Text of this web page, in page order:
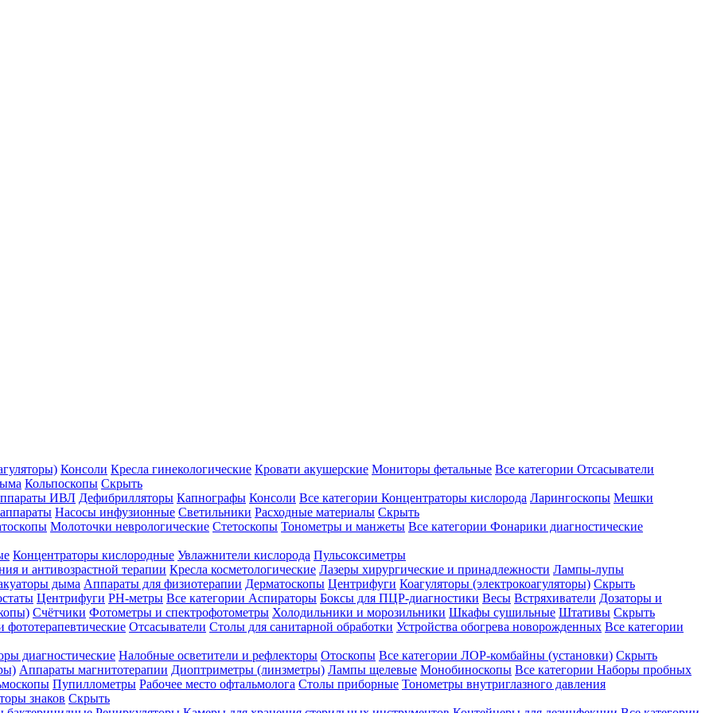
Консоли Кресла гинекологические Кровати акушерские Мониторы фетальные Все категории Отсасыватели
Кольпоскопы Скрыть
ИВЛ Дефибрилляторы Капнографы Консоли Все категории Концентраторы кислорода Ларингоскопы Мешки
Насосы инфузионные Светильники Расходные материалы Скрыть
Молоточки неврологические Стетоскопы Тонометры и манжеты Все категории Фонарики диагностические
Концентраторы кислородные Увлажнители кислорода Пульсоксиметры
и антивозрастной терапии Кресла косметологические Лазеры хирургические и принадлежности Лампы-лупы
дыма Аппараты для физиотерапии Дерматоскопы Центрифуги Коагуляторы (электрокоагуляторы) Скрыть
Центрифуги PH-метры Все категории Аспираторы Боксы для ПЦР-диагностики Весы Встряхиватели Дозаторы и
Счётчики Фотометры и спектрофотометры Холодильники и морозильники Шкафы сушильные Штативы Скрыть
фототерапевтические Отсасыватели Столы для санитарной обработки Устройства обогрева новорожденных Все категории
диагностические Налобные осветители и рефлекторы Отоскопы Все категории ЛОР-комбайны (установки) Скрыть
Аппараты магнитотерапии Диоптриметры (линзметры) Лампы щелевые Монобиноскопы Все категории Наборы пробных
Пупиллометры Рабочее место офтальмолога Столы приборные Тонометры внутриглазного давления
знаков Скрыть